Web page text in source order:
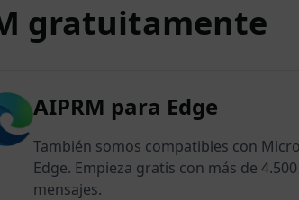
gratuitamente
AIPRM para Edge
También somos compatibles con
Edge. Empieza gratis con más de 4.500
mensajes.